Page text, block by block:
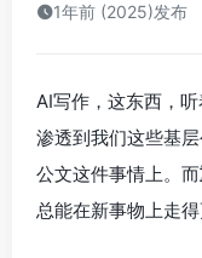
1年前 (2025)发布
AI写作，这东西，
渗透到我们这些基
公文这件事情上。而
总能在新事物上走得